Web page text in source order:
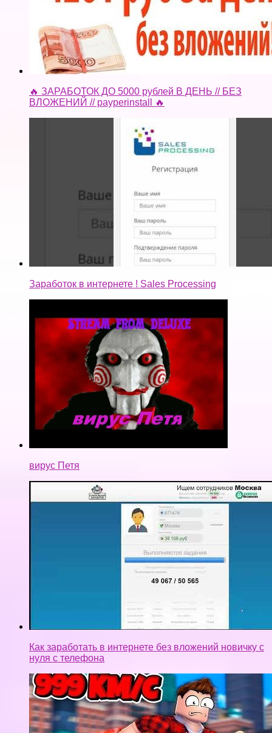
🔥 ЗАРАБОТОК ДО 5000 рублей В ДЕНЬ // БЕЗ
ВЛОЖЕНИЙ // payperinstall 🔥
Заработок в интернете ! Sales Processing
вирус Петя
Как заработать в интернете без вложений новичку с
нуля с телефона